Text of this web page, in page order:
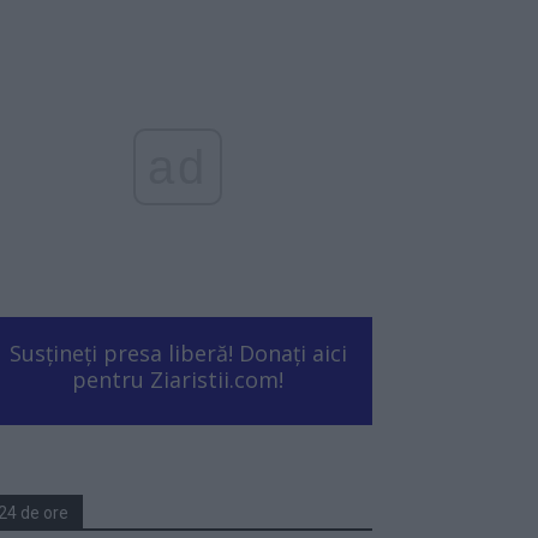
Susțineți presa liberă! Donați aici
pentru Ziaristii.com!
de ore